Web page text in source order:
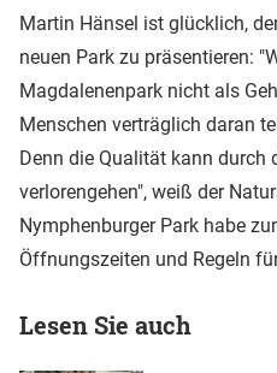
Martin Hänsel ist glücklich,
neuen Park zu präsentieren:
Magdalenenpark nicht als
Menschen verträglich daran
Denn die Qualität kann durch
verlorengehen", weiß der
Nymphenburger Park habe
Öffnungszeiten und Regeln
Lesen Sie auch